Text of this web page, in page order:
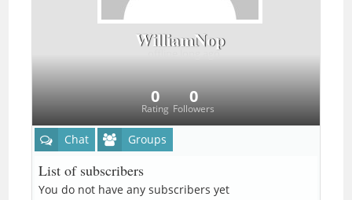
WilliamNop
long ago
Rating
0
Followers
0
Chat Groups
List of subscribers
You do not have any subscribers yet